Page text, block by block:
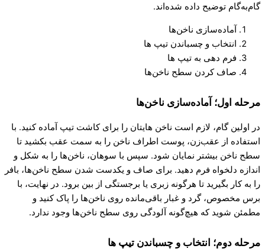
گام‌به‌گام توضیح داده شده‌اند.
آماده‌سازی ناخن‌ها
انتخاب و چسباندن تیپ ها
فرم دهی به تیپ ها
صاف کردن سطح ناخن‌ها
مرحله اول؛ آماده‌سازی ناخن‌ها
در اولین گام، لازم است ناخن هایتان را برای کاشت تیپ آماده کنید. با
استفاده از عقب‌زن، پوست اطراف ناخن را به سمت عقب بکشید تا
سطح ناخن بیشتر نمایان شود. سپس با سوهان، ناخن‌ها را به شکل و
اندازه دلخواه فرم دهید. برای صاف و یکدست شدن سطح ناخن‌ها، بافر
را به کار بگیرید تا هرگونه زبری یا برجستگی از بین برود. در نهایت، با
برس مخصوص، گرد و غبار باقی‌مانده روی ناخن‌ها را پاک کنید و
مطمئن شوید که هیچ‌گونه آلودگی روی سطح ناخن‌ها وجود ندارد.
مرحله دوم؛ انتخاب و چسباندن تیپ ها